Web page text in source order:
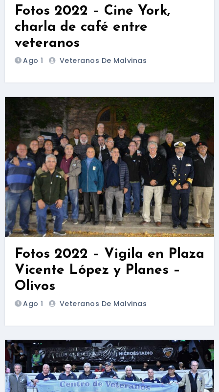
Fotos 2022 – Cine York,
charla de café entre
veteranos
Ago 1 Veteranos De Malvinas
Fotos 2022 – Vigila en Plaza
Vicente López y Planes –
Olivos
Ago 1 Veteranos De Malvinas